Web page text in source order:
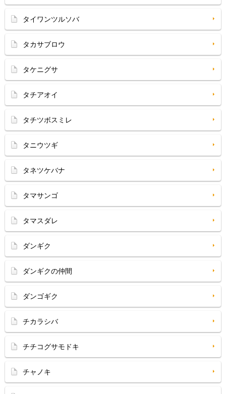
タイワンツルソバ
タカサブロウ
タケニグサ
タチアオイ
タチツボスミレ
タニウツギ
タネツケバナ
タマサンゴ
タマスダレ
ダンギク
ダンギクの仲間
ダンゴギク
チカラシバ
チチコグサモドキ
チャノキ